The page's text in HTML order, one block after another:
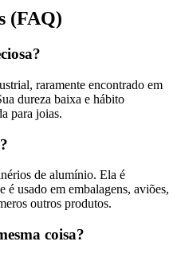
(FAQ)
raramente encontrado em
dureza baixa e hábito
para joias.
de alumínio. Ela é
é usado em embalagens, aviões,
outros produtos.
coisa?